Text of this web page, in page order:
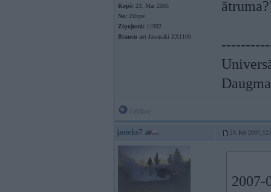
Kopš: 23. Mar 2005
No: Zilupe
Ziņojumi: 11992
Braucu ar: Jawasaki ZX1100
janeks7 24. Feb 2007,
2007-